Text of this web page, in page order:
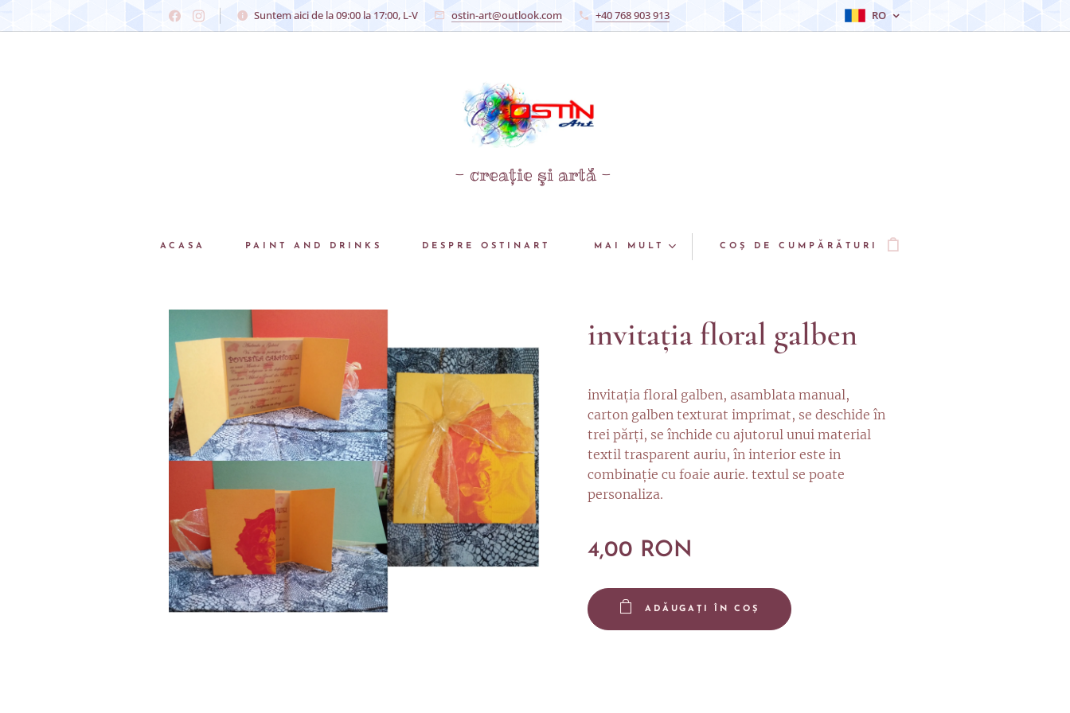
Suntem aici de la 09:00 la 17:00, L-V ostin-art@outlook.com +40 768 903 913 RO
- creaţie şi artă -
ACASA PAINT AND DRINKS DESPRE OSTINART MAI MULT COȘ DE CUMPĂRĂTURI
invitaţia floral galben
invitaţia floral galben, asamblata manual,
carton galben texturat imprimat, se deschide în
trei părţi, se închide cu ajutorul unui material
textil trasparent auriu, în interior este in
combinaţie cu foaie aurie. textul se poate
personaliza.
4,00 RON
ADĂUGAȚI ÎN COȘ